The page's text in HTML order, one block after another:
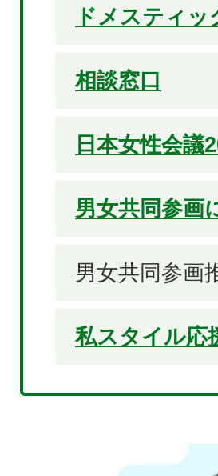
ドメスティ
相談窓口
日本女性会議
男女共同参画
男女共同参画
私スタイル応
2